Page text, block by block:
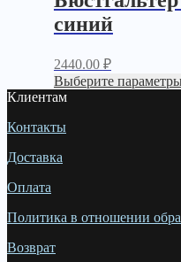
синий
2440.00 ₽
Выберите
Клиентам
Контакты
Доставка
Оплата
Политика в отношении
Возврат